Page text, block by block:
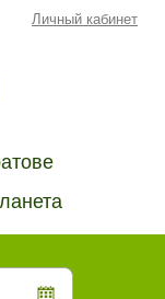
Личный кабинет